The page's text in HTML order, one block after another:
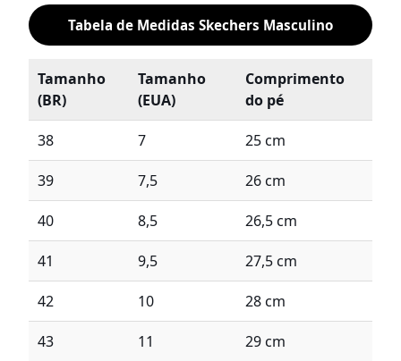
Tabela de Medidas Skechers Masculino
Tamanho
(BR)
Tamanho
(EUA)
Comprimento
do pé
38 7 25 cm
39 7,5 26 cm
40 8,5 26,5 cm
41 9,5 27,5 cm
42 10 28 cm
43 11 29 cm